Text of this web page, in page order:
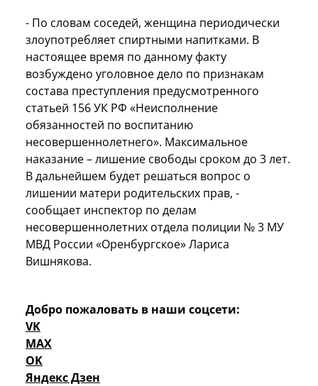
- По словам соседей, женщина периодически
злоупотребляет спиртными напитками. В
настоящее время по данному факту
возбуждено уголовное дело по признакам
состава преступления предусмотренного
статьей 156 УК РФ «Неисполнение
обязанностей по воспитанию
несовершеннолетнего». Максимальное
наказание – лишение свободы сроком до 3 лет.
В дальнейшем будет решаться вопрос о
лишении матери родительских прав, -
сообщает инспектор по делам
несовершеннолетних отдела полиции № 3 МУ
МВД России «Оренбургское» Лариса
Вишнякова.
Добро пожаловать в наши соцсети:
VK
MAX
OK
Яндекс Дзен